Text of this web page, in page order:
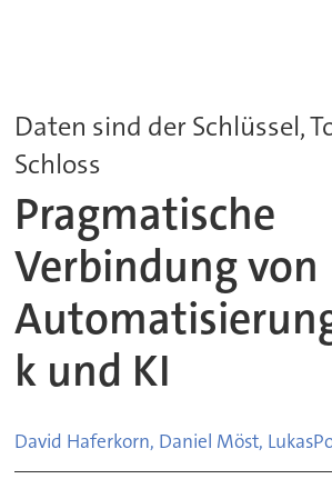
Daten sind der Schlüssel,
Schloss
Pragmatische
Verbindung von
k und KI
David Haferkorn, Daniel Möst, Lukas